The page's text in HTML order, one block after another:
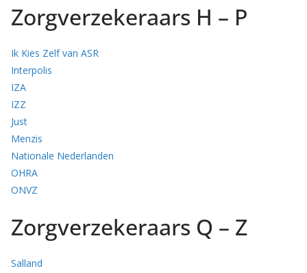
Zorgverzekeraars H – P
Ik Kies Zelf van ASR
Interpolis
IZA
IZZ
Just
Menzis
Nationale Nederlanden
OHRA
ONVZ
Zorgverzekeraars Q – Z
Salland